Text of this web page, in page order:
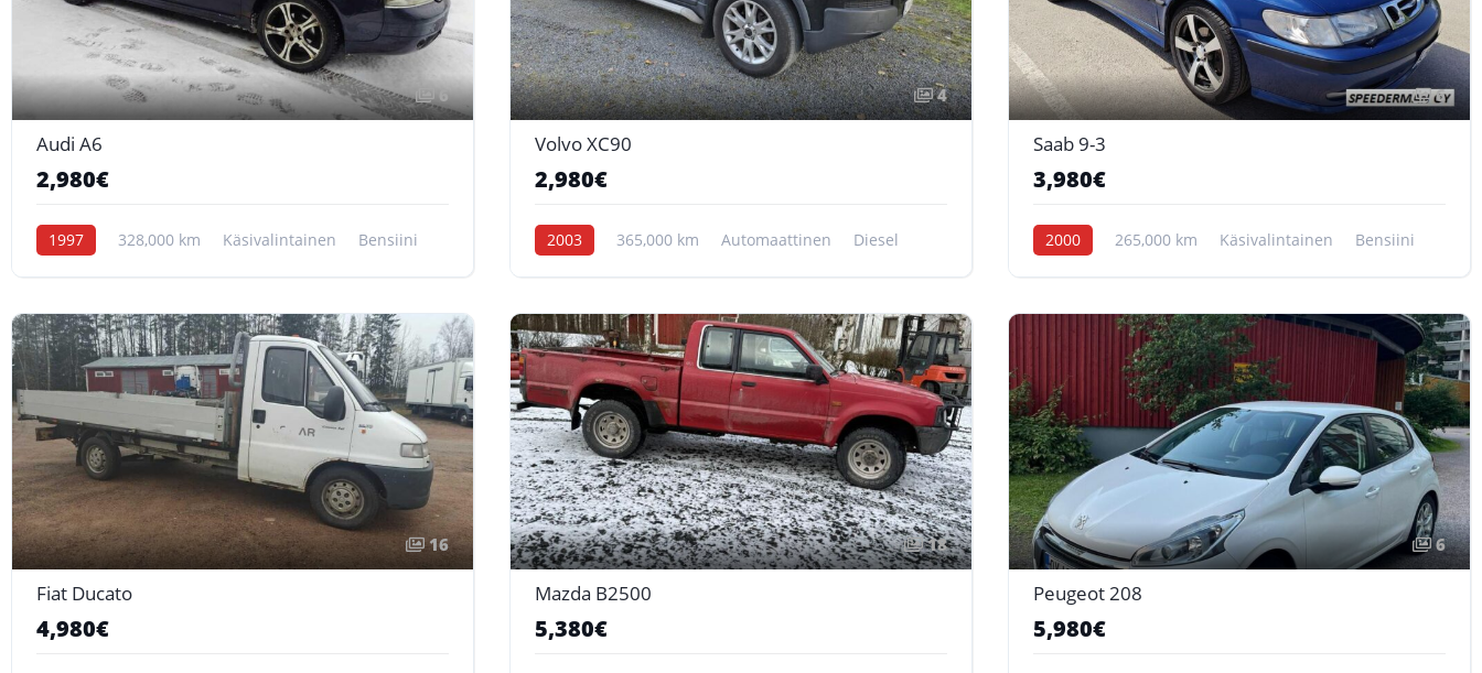
6
Audi A6
2,980€
1997 328,000 km Käsivalintainen Bensiini
4
Volvo XC90
2,980€
2003 365,000 km Automaattinen Diesel
6
Saab 9-3
3,980€
2000 265,000 km Käsivalintainen Bensiini
16
Fiat Ducato
4,980€
18
Mazda B2500
5,380€
6
Peugeot 208
5,980€